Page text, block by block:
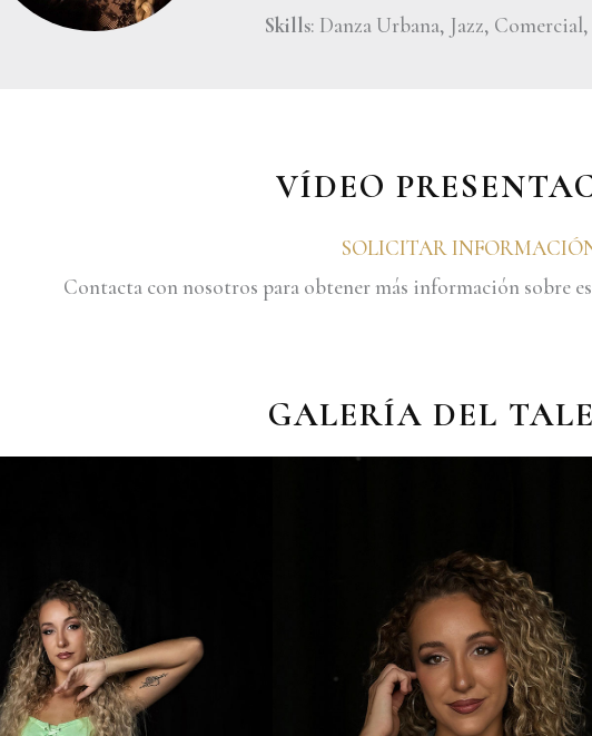
Skills: Danza Urbana, Jazz,
VÍDEO
SOLICITAR
Contacta con nosotros para obtener más información sobre
GALERÍA DEL